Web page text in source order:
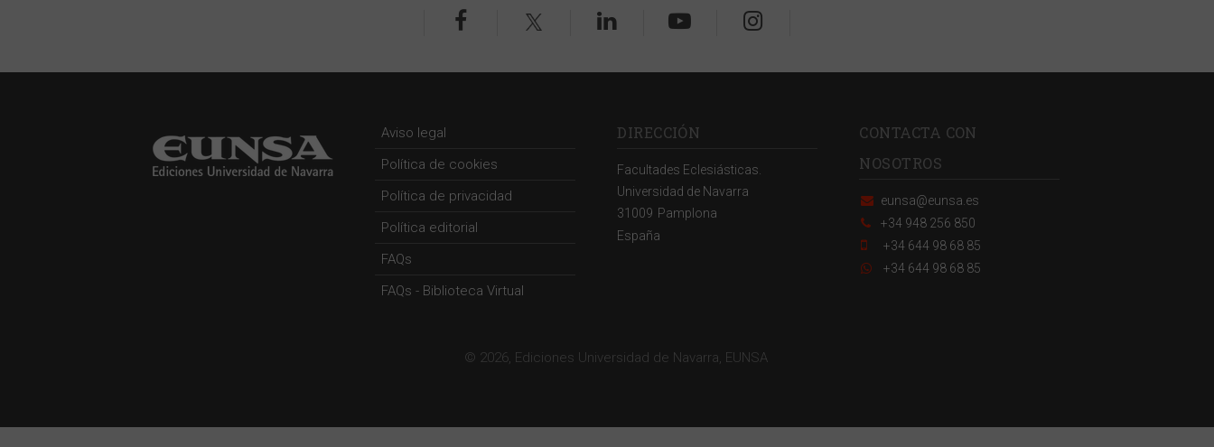
Aviso legal
Política de cookies
Política de privacidad
Política editorial
FAQs
FAQs - Biblioteca Virtual
DIRECCIÓN
Facultades Eclesiásticas.
Universidad de Navarra
31009 Pamplona
España
CONTACTA CON
NOSOTROS
eunsa@eunsa.es
+34 948 256 850
+34 644 98 68 85
+34 644 98 68 85
© 2026, Ediciones Universidad de Navarra, EUNSA